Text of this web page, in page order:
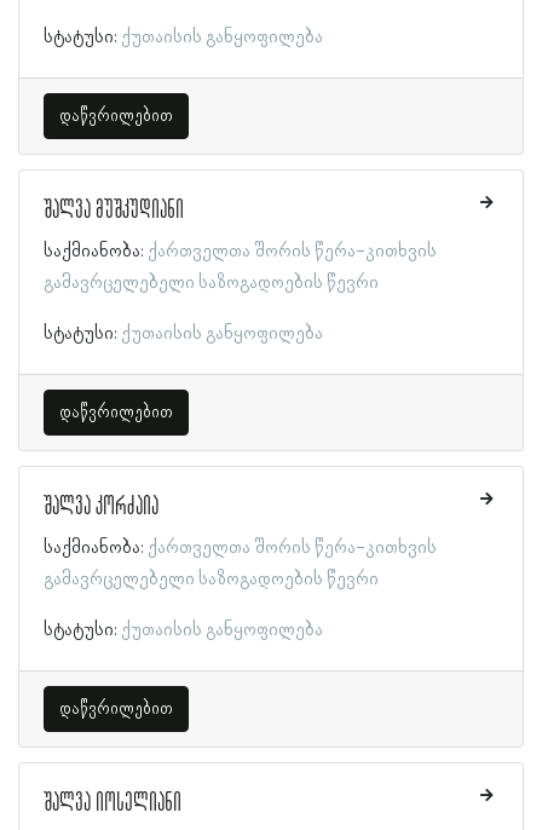
სტატუსი: ქუთაისის განყოფილება
დაწვრილებით
შალვა მუშკუდიანი
საქმიანობა: ქართველთა შორის წერა-კითხვის
გამავრცელებელი საზოგადოების წევრი
სტატუსი: ქუთაისის განყოფილება
დაწვრილებით
შალვა კორძაია
საქმიანობა: ქართველთა შორის წერა-კითხვის
გამავრცელებელი საზოგადოების წევრი
სტატუსი: ქუთაისის განყოფილება
დაწვრილებით
შალვა იოსელიანი